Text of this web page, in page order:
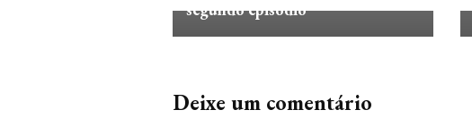
segundo episódio
Deixe um comentário